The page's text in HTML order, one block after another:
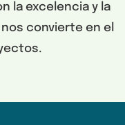
la excelencia y la
convierte en el